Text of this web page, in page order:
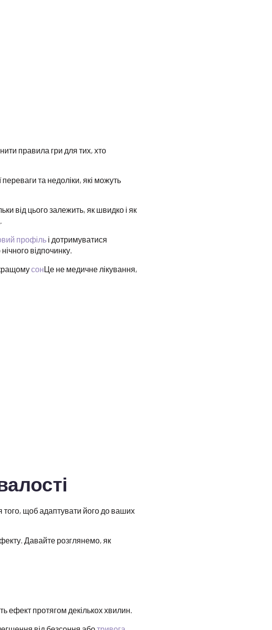
правила гри для тих, хто
та недоліки, які можуть
від цього залежить, як швидко і як
профіль і дотримуватися
відпочинку.
сонЦе не медичне лікування,
того, щоб адаптувати його до ваших
Давайте розглянемо, як
ефект протягом декількох хвилин.